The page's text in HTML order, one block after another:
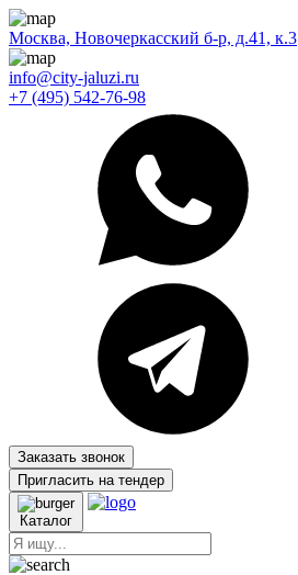
Москва, Новочеркасский б-р, д.41, к.3
info@city-jaluzi.ru
+7 (495) 542-76-98
Заказать звонок
Пригласить на тендер
Каталог